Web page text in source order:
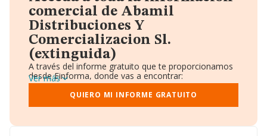
comercial de Abamil
Distribuciones Y
Comercializacion Sl.
(extinguida)
A través del informe gratuito que te proporcionamos
desde Einforma, donde vas a encontrar:
Datos identificativos: Denominación, CIF,
Teléfono, Domicilio.
Informe Mercantil Completo (BORME).
Ver más
QUIERO MI INFORME GRATUITO